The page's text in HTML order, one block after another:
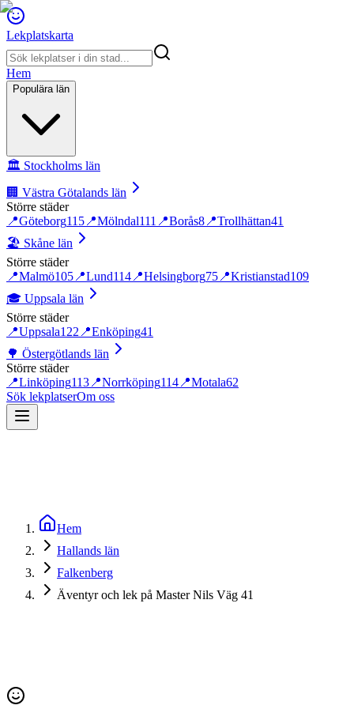
Lekplatskarta
Hem
Populära län
🏛️ Stockholms län
🏢 Västra Götalands län
Större städer
📍Göteborg115 📍Mölndal111 📍Borås8 📍Trollhättan41
🏖️ Skåne län
Större städer
📍Malmö105 📍Lund114 📍Helsingborg75 📍Kristianstad109
🎓 Uppsala län
Större städer
📍Uppsala122 📍Enköping41
🌳 Östergötlands län
Större städer
📍Linköping113 📍Norrköping114 📍Motala62
Sök lekplatserOm oss
Hem
Hallands län
Falkenberg
Äventyr och lek på Master Nils Väg 41